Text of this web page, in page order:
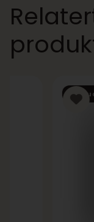
Tilbud!